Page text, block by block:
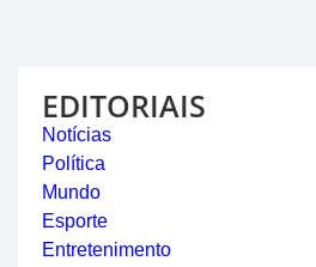
EDITORIAIS
Notícias
Política
Mundo
Esporte
Entretenimento